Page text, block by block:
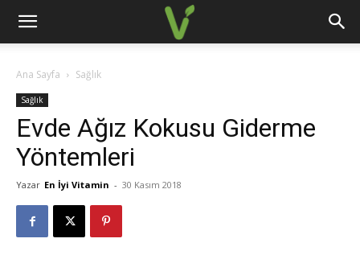
Ana Sayfa Sağlık
Sağlık
Evde Ağız Kokusu Giderme
Yöntemleri
Yazar En İyi Vitamin - 30 Kasım 2018